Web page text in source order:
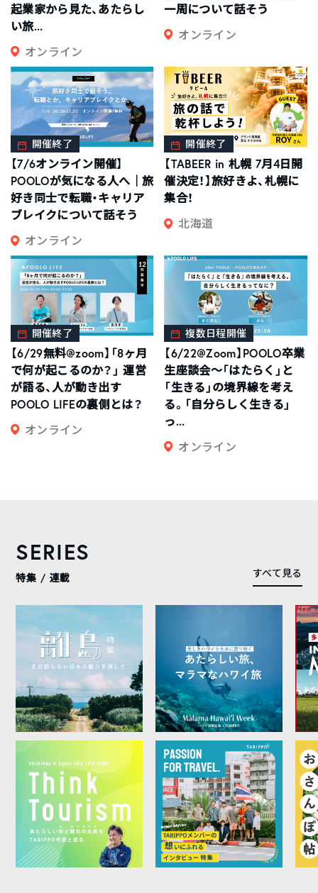
起業家から見た、あたらし
い旅...
オンライン
一周について話そう
オンライン
開催終了
【7/6オンライン開催】
POOLOが気になる人へ｜旅
好き同士で転職・キャリア
ブレイクについて話そう
オンライン
開催終了
【TABEER in 札幌 7月4日開
催決定！】旅好きよ、札幌に
集合！
北海道
開催終了
【6/29無料@zoom】「8ヶ月
で何が起こるのか？」 運営
が語る、人が動き出す
POOLO LIFEの裏側とは？
オンライン
複数日程開催
【6/22@Zoom】POOLO卒業
生座談会〜「はたらく」と
「生きる」の境界線を考え
る。「自分らしく生きる」
っ...
オンライン
SERIES
特集 / 連載 すべて見る